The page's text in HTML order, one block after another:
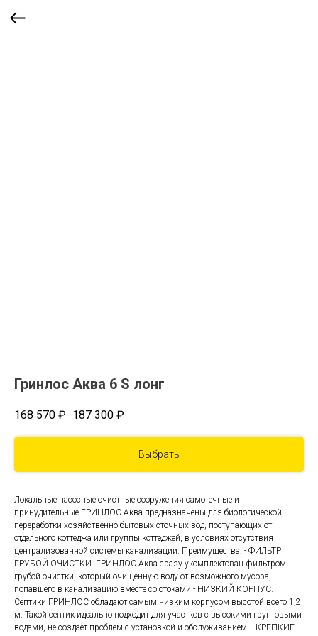
Гринлос Аква 6 S лонг
168 570 ₽ 187 300 ₽
Выбрать
Локальные насосные очистные сооружения самотечные и
принудительные ГРИНЛОС Аква предназначены для биологической
переработки хозяйственно-бытовых сточных вод, поступающих от
отдельного коттеджа или группы коттеджей, в условиях отсутствия
централизованной системы канализации. Преимущества: - ФИЛЬТР
ГРУБОЙ ОЧИСТКИ. ГРИНЛОС Аква сразу укомплектован фильтром
грубой очистки, который очищенную воду от возможного мусора,
попавшего в канализацию вместе со стоками - НИЗКИЙ КОРПУС.
Септики ГРИНЛОС обладают самым низким корпусом высотой всего 1,2
м. Такой септик идеально подходит для участков с высокими грунтовыми
водами, не создает проблем с установкой и обслуживанием. - КРЕПКИЕ